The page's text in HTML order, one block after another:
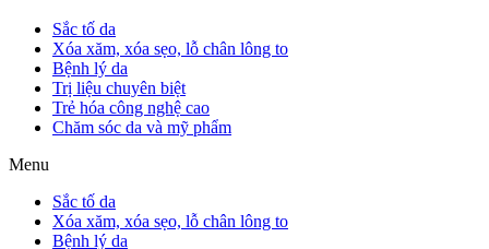
Sắc tố da
Xóa xăm, xóa sẹo, lỗ chân lông to
Bệnh lý da
Trị liệu chuyên biệt
Trẻ hóa công nghệ cao
Chăm sóc da và mỹ phẩm
Menu
Sắc tố da
Xóa xăm, xóa sẹo, lỗ chân lông to
Bệnh lý da